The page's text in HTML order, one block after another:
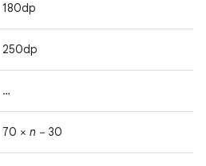
180dp
250dp
…
70 × n − 30